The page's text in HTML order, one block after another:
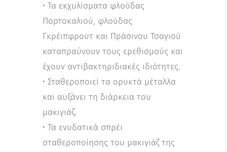
• Τα εκχυλίσματα φλούδας
Πορτοκαλιού, φλούδας
Γκρέιπφρουτ και Πράσινου Τσαγιού
καταπραΰνουν τους ερεθισμούς και
έχουν αντιβακτηριδιακές ιδιότητες.
• Σταθεροποιεί τα ορυκτά μέταλλα
και αυξάνει τη διάρκεια του
μακιγιάζ.
• Τα ενυδατικά σπρέι
σταθεροποίησης του μακιγιάζ της